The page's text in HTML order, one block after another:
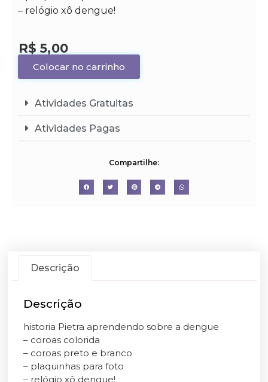
R$ 5,00
Colocar no carrinho
Atividades Gratuitas
Atividades Pagas
Compartilhe:
Descrição
Descrição
historia Pietra aprendendo sobre a dengue
– coroas colorida
– coroas preto e branco
– plaquinhas para foto